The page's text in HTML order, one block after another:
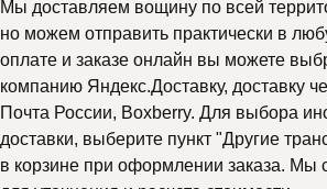
Мы доставляем вощину по всей
но можем отправить практически в
оплате и заказе онлайн вы можете
компанию Яндекс.Доставку, доставку
Почта России, Boxberry. Для выбора
доставки, выберите пункт "Другие
в корзине при оформлении заказа. Мы
Почему выбирают